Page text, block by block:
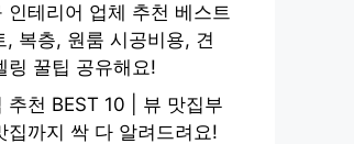
인테리어 업체 추천 베스트
, 복층, 원룸 시공비용, 견
링 꿀팁 공유해요!
추천 BEST 10 | 뷰 맛집부
집까지 싹 다 알려드려요!